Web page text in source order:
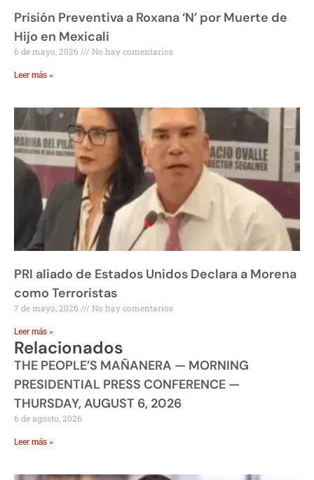
Prisión Preventiva a Roxana ‘N’ por Muerte de
Hijo en Mexicali
6 de mayo, 2026 No hay comentarios
Leer más »
PRI aliado de Estados Unidos Declara a Morena
como Terroristas
7 de mayo, 2026 No hay comentarios
Leer más »
Relacionados
THE PEOPLE’S MAÑANERA — MORNING
PRESIDENTIAL PRESS CONFERENCE —
THURSDAY, AUGUST 6, 2026
6 de agosto, 2026
Leer más »